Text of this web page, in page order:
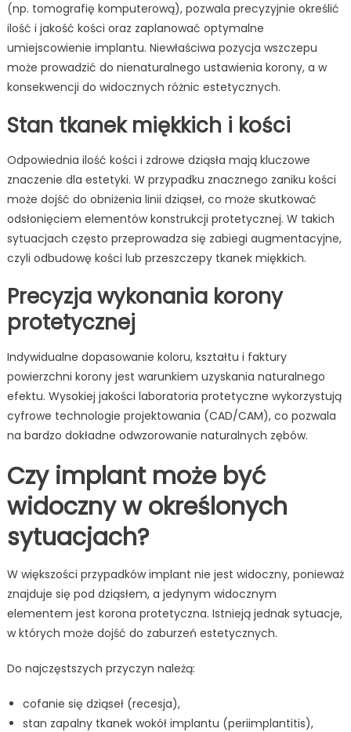
(np. tomografię komputerową), pozwala precyzyjnie określić
ilość i jakość kości oraz zaplanować optymalne
umiejscowienie implantu. Niewłaściwa pozycja wszczepu
może prowadzić do nienaturalnego ustawienia korony, a w
konsekwencji do widocznych różnic estetycznych.
Stan tkanek miękkich i kości
Odpowiednia ilość kości i zdrowe dziąsła mają kluczowe
znaczenie dla estetyki. W przypadku znacznego zaniku kości
może dojść do obniżenia linii dziąseł, co może skutkować
odsłonięciem elementów konstrukcji protetycznej. W takich
sytuacjach często przeprowadza się zabiegi augmentacyjne,
czyli odbudowę kości lub przeszczepy tkanek miękkich.
Precyzja wykonania korony
protetycznej
Indywidualne dopasowanie koloru, kształtu i faktury
powierzchni korony jest warunkiem uzyskania naturalnego
efektu. Wysokiej jakości laboratoria protetyczne wykorzystują
cyfrowe technologie projektowania (CAD/CAM), co pozwala
na bardzo dokładne odwzorowanie naturalnych zębów.
Czy implant może być
widoczny w określonych
sytuacjach?
W większości przypadków implant nie jest widoczny, ponieważ
znajduje się pod dziąsłem, a jedynym widocznym
elementem jest korona protetyczna. Istnieją jednak sytuacje,
w których może dojść do zaburzeń estetycznych.
Do najczęstszych przyczyn należą:
cofanie się dziąseł (recesja),
stan zapalny tkanek wokół implantu (periimplantitis),